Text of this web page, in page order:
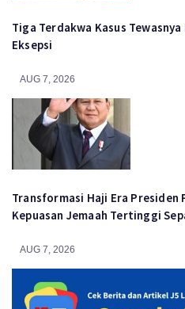
Tiga Terdakwa Kasus
Eksepsi
AUG 7, 2026
Transformasi Haji Era Presiden
Kepuasan Jemaah Tertinggi
AUG 7, 2026